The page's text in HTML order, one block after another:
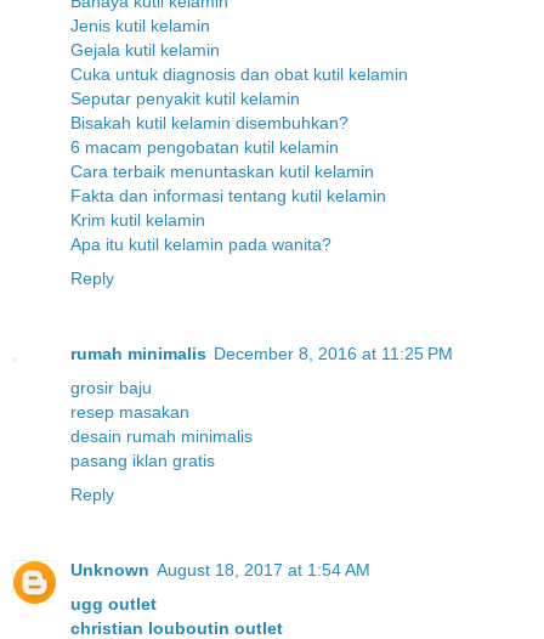
Jenis kutil kelamin
Gejala kutil kelamin
Cuka untuk diagnosis dan obat kutil kelamin
Seputar penyakit kutil kelamin
Bisakah kutil kelamin disembuhkan?
6 macam pengobatan kutil kelamin
Cara terbaik menuntaskan kutil kelamin
Fakta dan informasi tentang kutil kelamin
Krim kutil kelamin
Apa itu kutil kelamin pada wanita?
Reply
rumah minimalis December 8, 2016 at 11:25 PM
grosir baju
resep masakan
desain rumah minimalis
pasang iklan gratis
Reply
Unknown August 18, 2017 at 1:54 AM
ugg outlet
christian louboutin outlet